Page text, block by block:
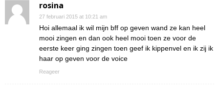
rosina
27 februari 2015 at 10:21 am
Hoi allemaal ik wil mijn bff op geven wand ze kan heel
mooi zingen en dan ook heel mooi toen ze voor de
eerste keer ging zingen toen geef ik kippenvel en ik zij ik
haar op geven voor de voice
Reageer